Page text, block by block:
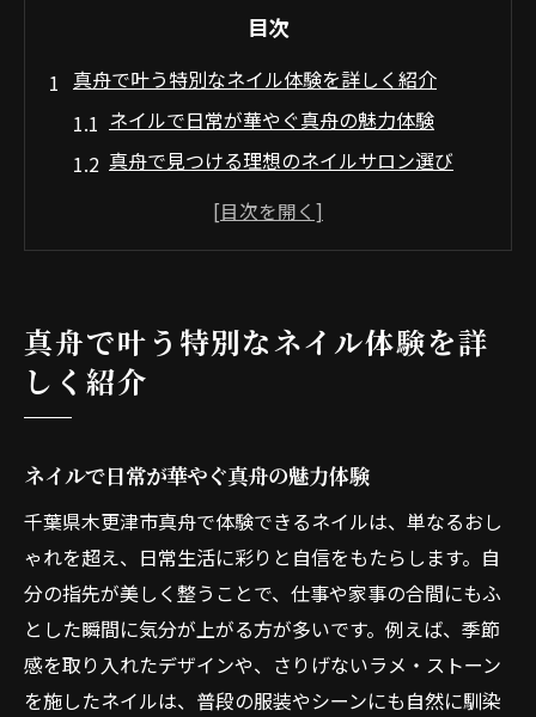
目次
真舟で叶う特別なネイル体験を詳しく紹介
ネイルで日常が華やぐ真舟の魅力体験
真舟で見つける理想のネイルサロン選び
ネイル施術の流れと安心ポイントを解説
自分らしいネイルを楽しむ真舟の魅力
ネイルで自分らしさを表現するコツ
ネイルアートで差をつける真舟の提案
自分に似合うネイル選びのポイント
真舟のネイリストが提案する旬のデザイン
最旬デザインに出会える真舟ネイル案内
毎月更新されるネイルの最新デザイン
季節ごとのネイルトレンドを真舟で体験
真舟で叶う特別なネイル体験を詳
しく紹介
ネイルで日常が華やぐ真舟の魅力体験
千葉県木更津市真舟で体験できるネイルは、単なるおし
ゃれを超え、日常生活に彩りと自信をもたらします。自
分の指先が美しく整うことで、仕事や家事の合間にもふ
とした瞬間に気分が上がる方が多いです。例えば、季節
感を取り入れたデザインや、さりげないラメ・ストーン
を施したネイルは、普段の服装やシーンにも自然に馴染